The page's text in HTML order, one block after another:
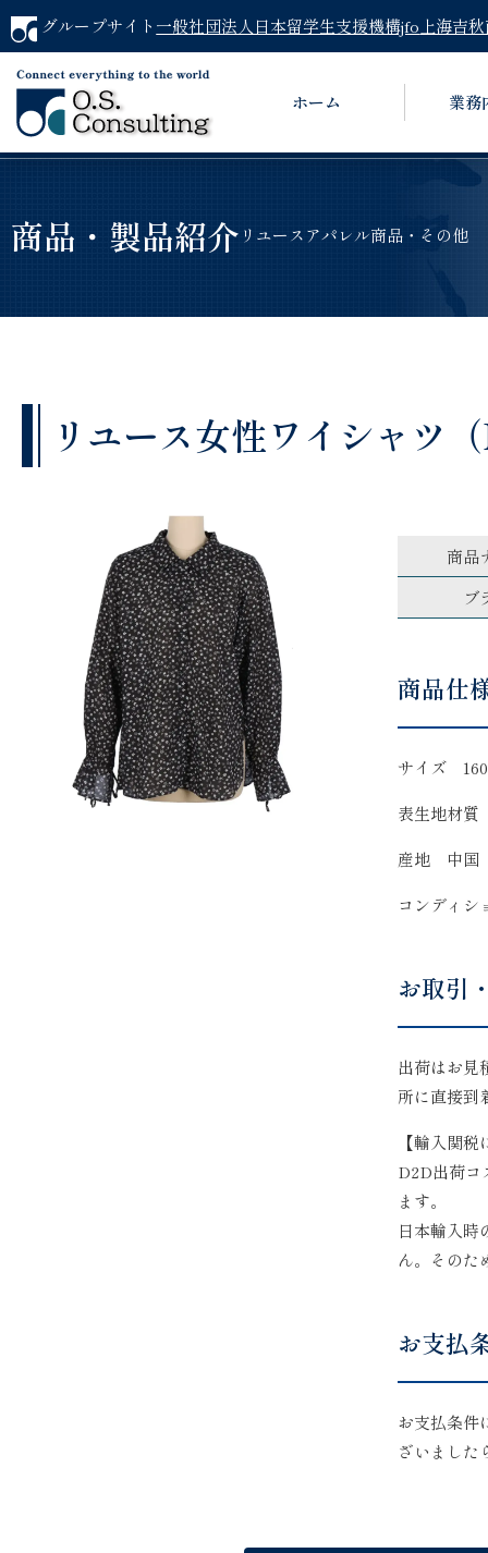
グループサイト 一般社団法人日本留学生支援機構jfo 上海吉
ホーム 業務
商品・製品紹介 リユースアパレル商品・その他
リユース女性ワイシャツ
商品
ブ
商品仕
サイズ
表生地材
産地 中国
コンディ
お取引
出荷はお見
所に直接到
【輸入関
D2D出荷コ
ます。
日本輸入時
ん。そのた
お支払
お支払条件
ざいました